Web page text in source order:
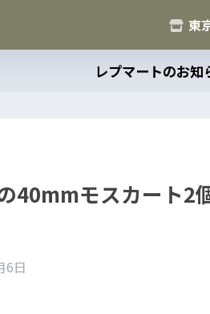
東
レプマートのお知
40mmモスカート2
6日